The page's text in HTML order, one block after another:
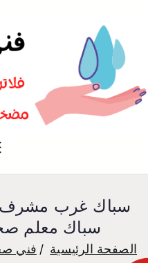
سباك معلم
الصفحة الرئيسية فني